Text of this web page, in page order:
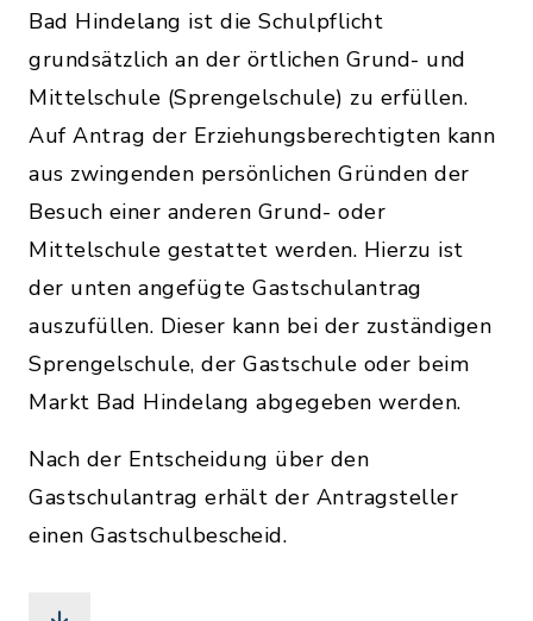
Bad Hindelang ist die Schulpflicht
grundsätzlich an der örtlichen Grund- und
Mittelschule (Sprengelschule) zu erfüllen.
Auf Antrag der Erziehungsberechtigten kann
aus zwingenden persönlichen Gründen der
Besuch einer anderen Grund- oder
Mittelschule gestattet werden. Hierzu ist
der unten angefügte Gastschulantrag
auszufüllen. Dieser kann bei der zuständigen
Sprengelschule, der Gastschule oder beim
Markt Bad Hindelang abgegeben werden.
Nach der Entscheidung über den
Gastschulantrag erhält der Antragsteller
einen Gastschulbescheid.